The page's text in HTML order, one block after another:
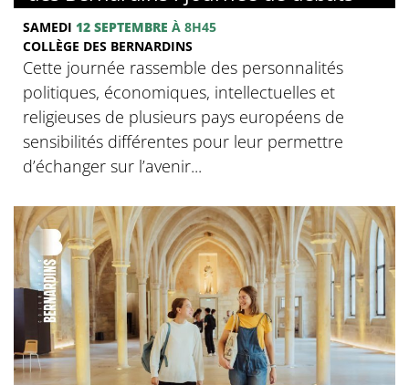
SAMEDI 12 SEPTEMBRE À 8H45
COLLÈGE DES BERNARDINS
Cette journée rassemble des personnalités
politiques, économiques, intellectuelles et
religieuses de plusieurs pays européens de
sensibilités différentes pour leur permettre
d’échanger sur l’avenir...